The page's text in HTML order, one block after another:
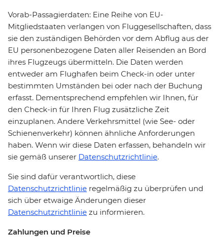
Vorab-Passagierdaten: Eine Reihe von EU-
Mitgliedstaaten verlangen von Fluggesellschaften, dass
sie den zuständigen Behörden vor dem Abflug aus der
EU personenbezogene Daten aller Reisenden an Bord
ihres Flugzeugs übermitteln. Die Daten werden
entweder am Flughafen beim Check-in oder unter
bestimmten Umständen bei oder nach der Buchung
erfasst. Dementsprechend empfehlen wir Ihnen, für
den Check-in für Ihren Flug zusätzliche Zeit
einzuplanen. Andere Verkehrsmittel (wie See- oder
Schienenverkehr) können ähnliche Anforderungen
haben. Wenn wir diese Daten erfassen, behandeln wir
sie gemäß unserer Datenschutzrichtlinie.
Sie sind dafür verantwortlich, diese
Datenschutzrichtlinie regelmäßig zu überprüfen und
sich über etwaige Änderungen dieser
Datenschutzrichtlinie zu informieren.
Zahlungen und Preise